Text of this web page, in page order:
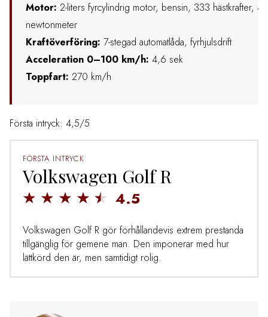
Motor: 2-liters fyrcylindrig motor, bensin, 333 hästkrafter,
newtonmeter
Kraftöverföring: 7-stegad automatlåda, fyrhjulsdrift
Acceleration 0–100 km/h: 4,6 sek
Toppfart: 270 km/h
Första intryck: 4,5/5
FÖRSTA INTRYCK
Volkswagen Golf R
4.5
Volkswagen Golf R gör förhållandevis extrem prestanda
tillgänglig för gemene man. Den imponerar med hur
lättkörd den är, men samtidigt rolig.